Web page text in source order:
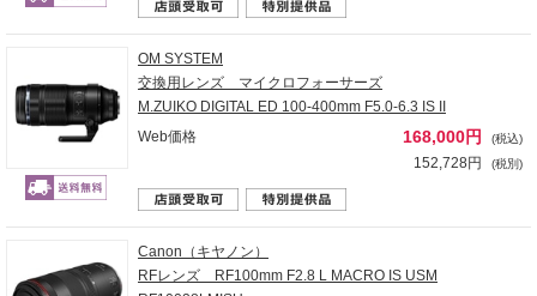
OM SYSTEM
交換用レンズ マイクロフォーサーズ
M.ZUIKO DIGITAL ED 100-400mm F5.0-6.3 IS II
Web価格
168,000円 (税込)
152,728円 (税別)
Canon（キヤノン）
RFレンズ RF100mm F2.8 L MACRO IS USM